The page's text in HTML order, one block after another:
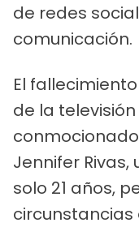
de redes
comunicación.
El
de la
Jennifer
solo 21 años,